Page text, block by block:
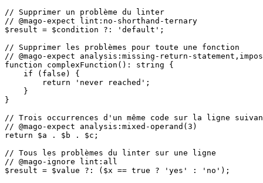
// Supprimer un problème du linter
// @mago-expect lint:no-shorthand-ternary
$result = $condition ?: 'default' ;
// Supprimer les problèmes pour toute une fonction
// @mago-expect analysis:missing-return-
function
complexFunction ( ): string
{
if ( false ) {
return
'never reached' ;
    }
}
// Trois occurrences d'un même code sur la ligne
// @mago-expect analysis:mixed-operand(3)
return
$a . $b . $c ;
// Tous les problèmes du linter sur une ligne
// @mago-ignore lint:all
$result = $value ?: ( $x == true ? 'yes' : 'no' );